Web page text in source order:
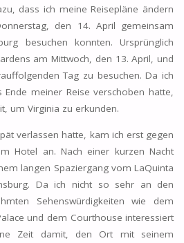
dass ich meine Reisepläne ändern
den 14. April gemeinsam
besuchen konnten. Ursprünglich
am Mittwoch, den 13. April, und
Tag zu besuchen. Da ich
meiner Reise verschoben hatte,
um Virginia zu erkunden.
verlassen hatte, kam ich erst gegen
Hotel an. Nach einer kurzen Nacht
langen Spaziergang vom LaQuinta
Da ich nicht so sehr an den
Sehenswürdigkeiten wie dem
und dem Courthouse interessiert
Zeit damit, den Ort mit seinem